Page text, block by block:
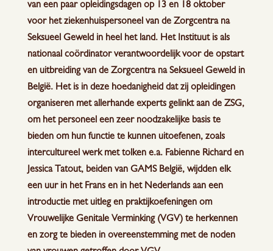
van een paar opleidingsdagen op 13 en 18 oktober
voor het ziekenhuispersoneel van de Zorgcentra na
Seksueel Geweld in heel het land. Het Instituut is als
nationaal coördinator verantwoordelijk voor de opstart
en uitbreiding van de Zorgcentra na Seksueel Geweld in
België. Het is in deze hoedanigheid dat zij opleidingen
organiseren met allerhande experts gelinkt aan de ZSG,
om het personeel een zeer noodzakelijke basis te
bieden om hun functie te kunnen uitoefenen, zoals
intercultureel werk met tolken e.a. Fabienne Richard en
Jessica Tatout, beiden van GAMS België, wijdden elk
een uur in het Frans en in het Nederlands aan een
introductie met uitleg en praktijkoefeningen om
Vrouwelijke Genitale Verminking (VGV) te herkennen
en zorg te bieden in overeenstemming met de noden